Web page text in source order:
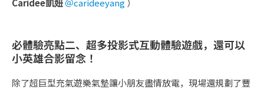
Caridee凱妞＠carideeyang ）
必體驗亮點二、超多投影式互動體驗遊戲，還可以
小英雄合影留念！
除了超巨型充氣遊樂氣墊讓小朋友盡情放電，現場還規劃了豐